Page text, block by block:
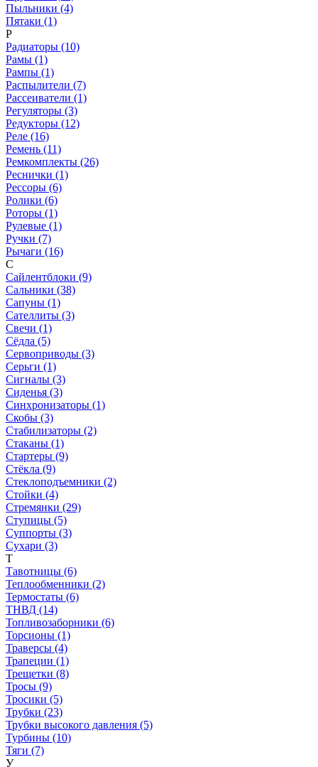
Пыльники (4)
Пятаки (1)
Р
Радиаторы (10)
Рамы (1)
Рампы (1)
Распылители (7)
Рассеиватели (1)
Регуляторы (3)
Редукторы (12)
Реле (16)
Ремень (11)
Ремкомплекты (26)
Реснички (1)
Рессоры (6)
Ролики (6)
Роторы (1)
Рулевые (1)
Ручки (7)
Рычаги (16)
С
Сайлентблоки (9)
Сальники (38)
Сапуны (1)
Сателлиты (3)
Свечи (1)
Сёдла (5)
Сервоприводы (3)
Серьги (1)
Сигналы (3)
Сиденья (3)
Синхронизаторы (1)
Скобы (3)
Стабилизаторы (2)
Стаканы (1)
Стартеры (9)
Стёкла (9)
Стеклоподъемники (2)
Стойки (4)
Стремянки (29)
Ступицы (5)
Суппорты (3)
Сухари (3)
Т
Тавотницы (6)
Теплообменники (2)
Термостаты (6)
ТНВД (14)
Топливозаборники (6)
Торсионы (1)
Траверсы (4)
Трапеции (1)
Трещетки (8)
Тросы (9)
Тросики (5)
Трубки (23)
Трубки высокого давления (5)
Турбины (10)
Тяги (7)
У